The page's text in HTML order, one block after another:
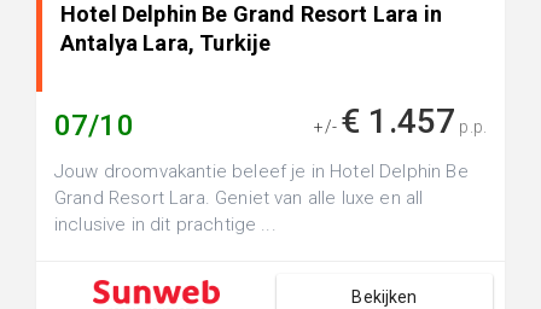
Hotel Delphin Be Grand Resort Lara in
Antalya Lara, Turkije
07/10 +/- € 1.457 p.p.
Jouw droomvakantie beleef je in Hotel Delphin Be
Grand Resort Lara. Geniet van alle luxe en all
inclusive in dit prachtige ...
Bekijken